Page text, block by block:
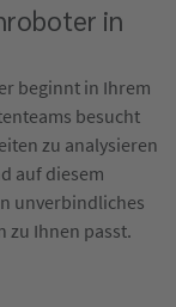
in
beginnt in Ihrem
besucht
zu analysieren
auf diesem
unverbindliches
zu Ihnen passt.